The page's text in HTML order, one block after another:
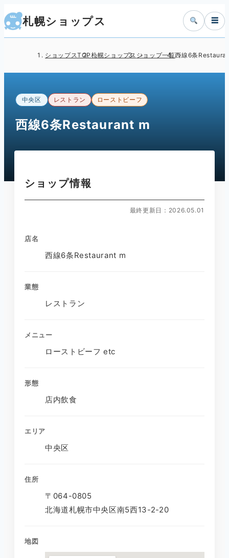
札幌ショップス ☰
ショップスTOP札幌ショップス ショップ一覧西線6条
中央区 レストラン ローストビーフ
西線6条Restaurant m
ショップ情報
最終更新日：2026.05.01
店名
西線6条Restaurant m
業態
レストラン
メニュー
ローストビーフ etc
形態
店内飲食
エリア
中央区
住所
〒064-0805
北海道札幌市中央区南5西13-2-20
地図